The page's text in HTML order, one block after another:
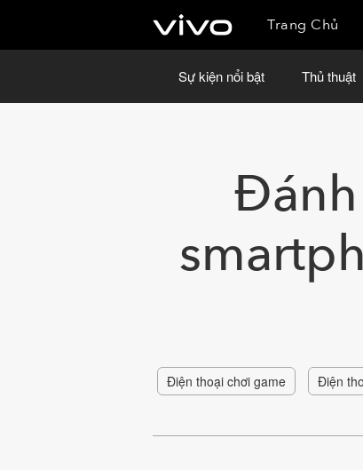
Trang Chủ
Sự kiện nổi bật Thủ thuật
Điện thoại chơi game Điện